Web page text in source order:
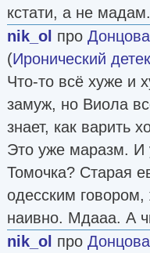
кстати, а не мадам.
nik_ol про Донцова
(Иронический
Что-то всё хуже и
замуж, но Виола
знает, как варить
Это уже маразм. И
Томочка? Старая
одесским
наивно. Мдааа. А
nik_ol про Донцова